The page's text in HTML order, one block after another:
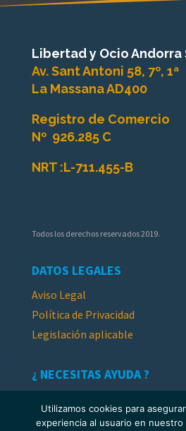
Libertad y Ocio Andorra
Av. Sant Antoni 58, 7º, 1ª
La Massana AD400
Registro de Comercio
Nº 926.285 C
NRT :L-711.455-B
Todos los derechos reservados 2019.
DATOS LEGALES
Aviso Legal
Política de Privacidad
Legislación aplicable
¿ NECESITAS AYUDA ?
Utilizamos cookies para
experiencia al usuario en